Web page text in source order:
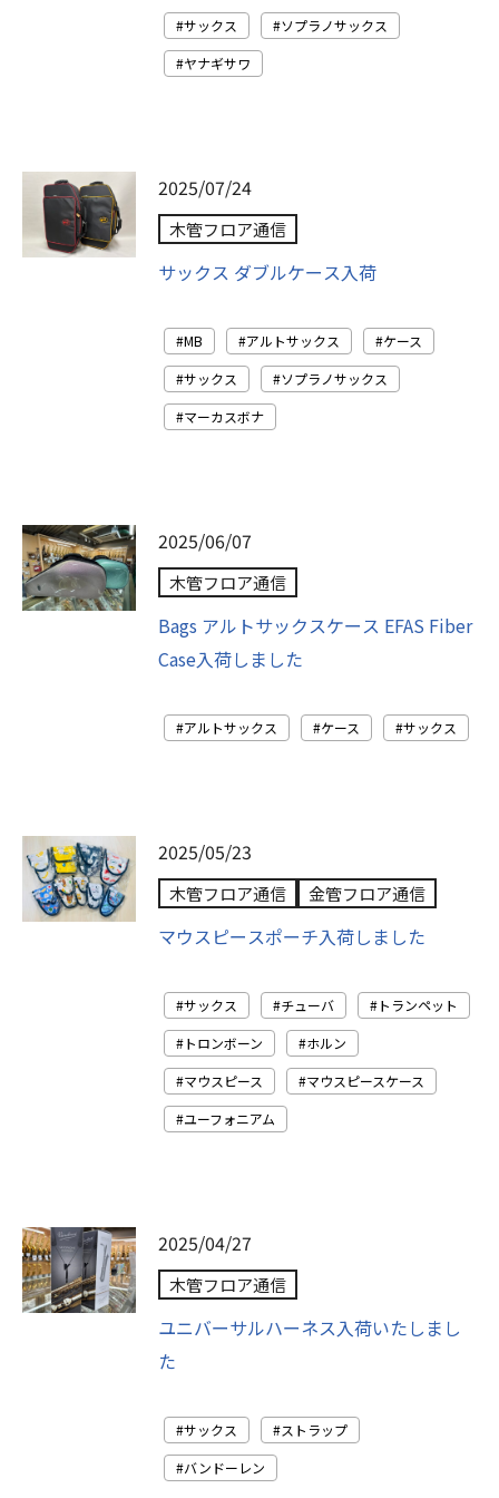
サックス
ソプラノサックス
ヤナギサワ
2025/07/24
木管フロア通信
サックス ダブルケース入荷
MB アルトサックス
ケース
サックス
ソプラノサックス
マーカスボナ
2025/06/07
木管フロア通信
Bags アルトサックスケース EFAS Fiber
Case入荷しました
アルトサックス ケース サックス
2025/05/23
木管フロア通信 金管フロア通信
マウスピースポーチ入荷しました
サックス チューバ
トランペット
トロンボーン
ホルン
マウスピース
マウスピースケース
ユーフォニアム
2025/04/27
木管フロア通信
ユニバーサルハーネス入荷いたしまし
た
サックス
ストラップ
バンドーレン